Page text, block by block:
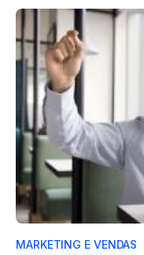
MARKETING E VENDAS